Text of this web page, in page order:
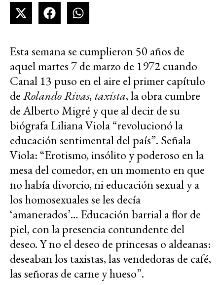
Esta semana se cumplieron 50 años de
aquel martes 7 de marzo de 1972 cuando
Canal 13 puso en el aire el primer capítulo
deRolando Rivas, taxista, la obra cumbre
de Alberto Migré y que al decir de su
biógrafa Liliana Viola “revolucionó la
educación sentimental del país”. Señala
Viola: “Erotismo, insólito y poderoso en la
mesa del comedor, en un momento en que
no había divorcio, ni educación sexual y a
los homosexuales se les decía
‘amanerados’… Educación barrial a flor de
piel, con la presencia contundente del
deseo. Y no el deseo de princesas o aldeanas:
deseaban los taxistas, las vendedoras de café,
las señoras de carne y hueso”.